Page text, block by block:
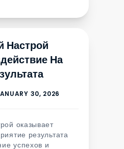
Настрой
На
оказывает
результата
успехов и